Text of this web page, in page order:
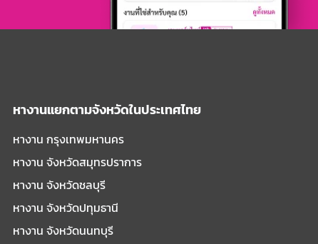
หางานแยกตามจังหวัดในประเทศไทย
หางาน กรุงเทพมหานคร
หางาน จังหวัดสมุทรปราการ
หางาน จังหวัดชลบุรี
หางาน จังหวัดปทุมธานี
หางาน จังหวัดนนทบุรี